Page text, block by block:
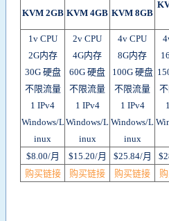
KVM 2GB KVM 4GB KVM 8GB
1v CPU
2G内存
30G 硬盘
不限流量
1 IPv4
Windows/L
inux
2v CPU
4G内存
60G 硬盘
不限流量
1 IPv4
Windows/L
inux
4v CPU
8G内存
100G 硬盘
不限流量
1 IPv4
Windows/L
inux
$8.00/月
$15.20/月 $25.84/月
购买链接
购买链接 购买链接